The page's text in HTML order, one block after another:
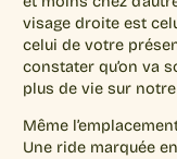
visage droite est
celui de votre
constater qu’on va
plus de vie sur
Même
Une ride marquée